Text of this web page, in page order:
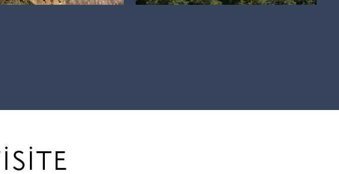
précédente
- Photo suivante